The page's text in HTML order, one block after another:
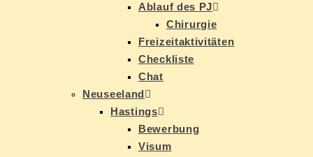
Ab­lauf des PJ
Chir­ur­gie
Frei­zeit­ak­ti­vi­tä­ten
Check­lis­te
Chat
Neu­see­land
Has­tings
Be­wer­bung
Vi­sum